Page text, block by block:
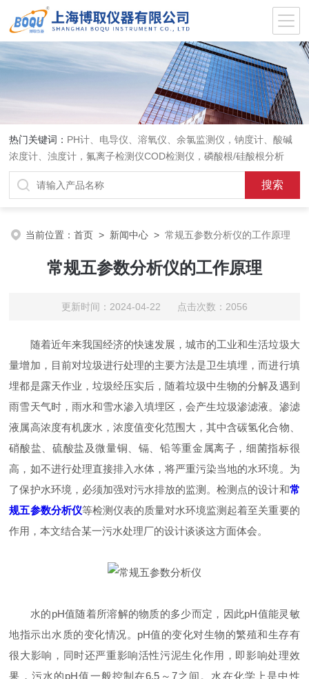
热门关键词： PH计、电导仪、溶氧仪、余氯监测仪，钠度计、酸碱
浓度计、浊度计，氟离子检测仪COD检测仪，磷酸根/硅酸根分析
仪，PH电极、溶氧电极、电导电极
当前位置：首页 > 新闻中心 >常规五参数分析仪的工作原理
常规五参数分析仪的工作原理
更新时间：2024-04-22 点击次数：2056
随着近年来我国经济的快速发展，城市的工业和生活垃圾大
量增加，目前对垃圾进行处理的主要方法是卫生填埋，而进行填
埋都是露天作业，垃圾经压实后，随着垃圾中生物的分解及遇到
雨雪天气时，雨水和雪水渗入填埋区，会产生垃圾渗滤液。渗滤
液属高浓度有机废水，浓度值变化范围大，其中含碳氢化合物、
硝酸盐、硫酸盐及微量铜、镉、铅等重金属离子，细菌指标很
高，如不进行处理直接排入水体，将严重污染当地的水环境。为
了保护水环境，必须加强对污水排放的监测。检测点的设计和常
规五参数分析仪等检测仪表的质量对水环境监测起着至关重要的
作用，本文结合某一污水处理厂的设计谈谈这方面体会。
水的pH值随着所溶解的物质的多少而定，因此pH值能灵敏
地指示出水质的变化情况。pH值的变化对生物的繁殖和生存有
很大影响，同时还严重影响活性污泥生化作用，即影响处理效
果，污水的pH值一般控制在6.5～7之间。水在化学上是中性